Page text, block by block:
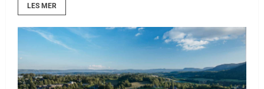
LES MER